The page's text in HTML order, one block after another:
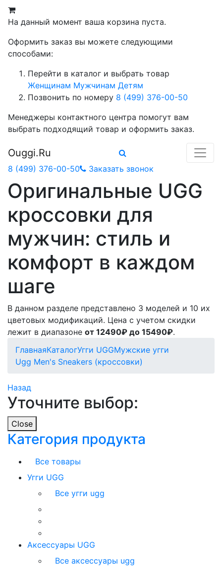
На данный момент ваша корзина пуста.
Оформить заказ вы можете следующими
способами:
Перейти в каталог и выбрать товар
Женщинам Мужчинам Детям
Позвонить по номеру 8 (499) 376-00-50
Менеджеры контактного центра помогут вам
выбрать подходящий товар и оформить заказ.
Ouggi.Ru
8 (499) 376-00-50 Заказать звонок
Оригинальные UGG
кроссовки для
мужчин: стиль и
комфорт в каждом
шаге
В данном разделе представлено 3 моделей и 10 их
цветовых модификаций. Цена с учетом скидки
лежит в диапазоне от 12490₽ до 15490₽.
ГлавнаяКаталогУгги UGGМужские угги
Ugg Men's Sneakers (кроссовки)
Назад
Уточните выбор:
Close
Категория продукта
Все товары
Угги UGG
Все угги ugg
Аксессуары UGG
Все аксессуары ugg